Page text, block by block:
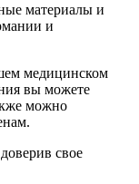
материалы и
и
медицинском
вы можете
можно
свое